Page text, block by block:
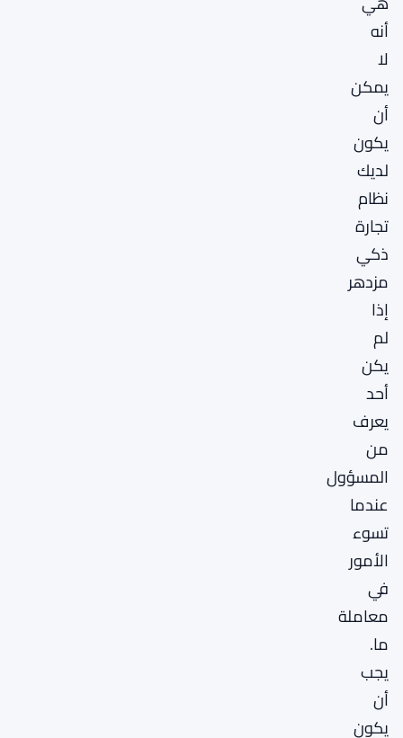
أنه
لا
يمكن
أن
يكون
لديك
نظام
تجارة
ذكي
مزدهر
إذا
لم
يكن
أحد
يعرف
من
المسؤول
عندما
تسوء
الأمور
في
معاملة
ما.
يجب
أن
يكون